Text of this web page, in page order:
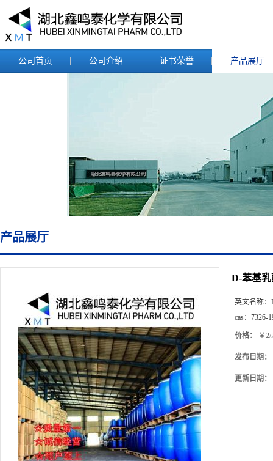
公司首页 公司介绍 证书荣誉 产品展厅
产品展厅
D-苯基乳
英文名称：
cas： 7326-
价格： ￥2/
发布日期：
更新日期：